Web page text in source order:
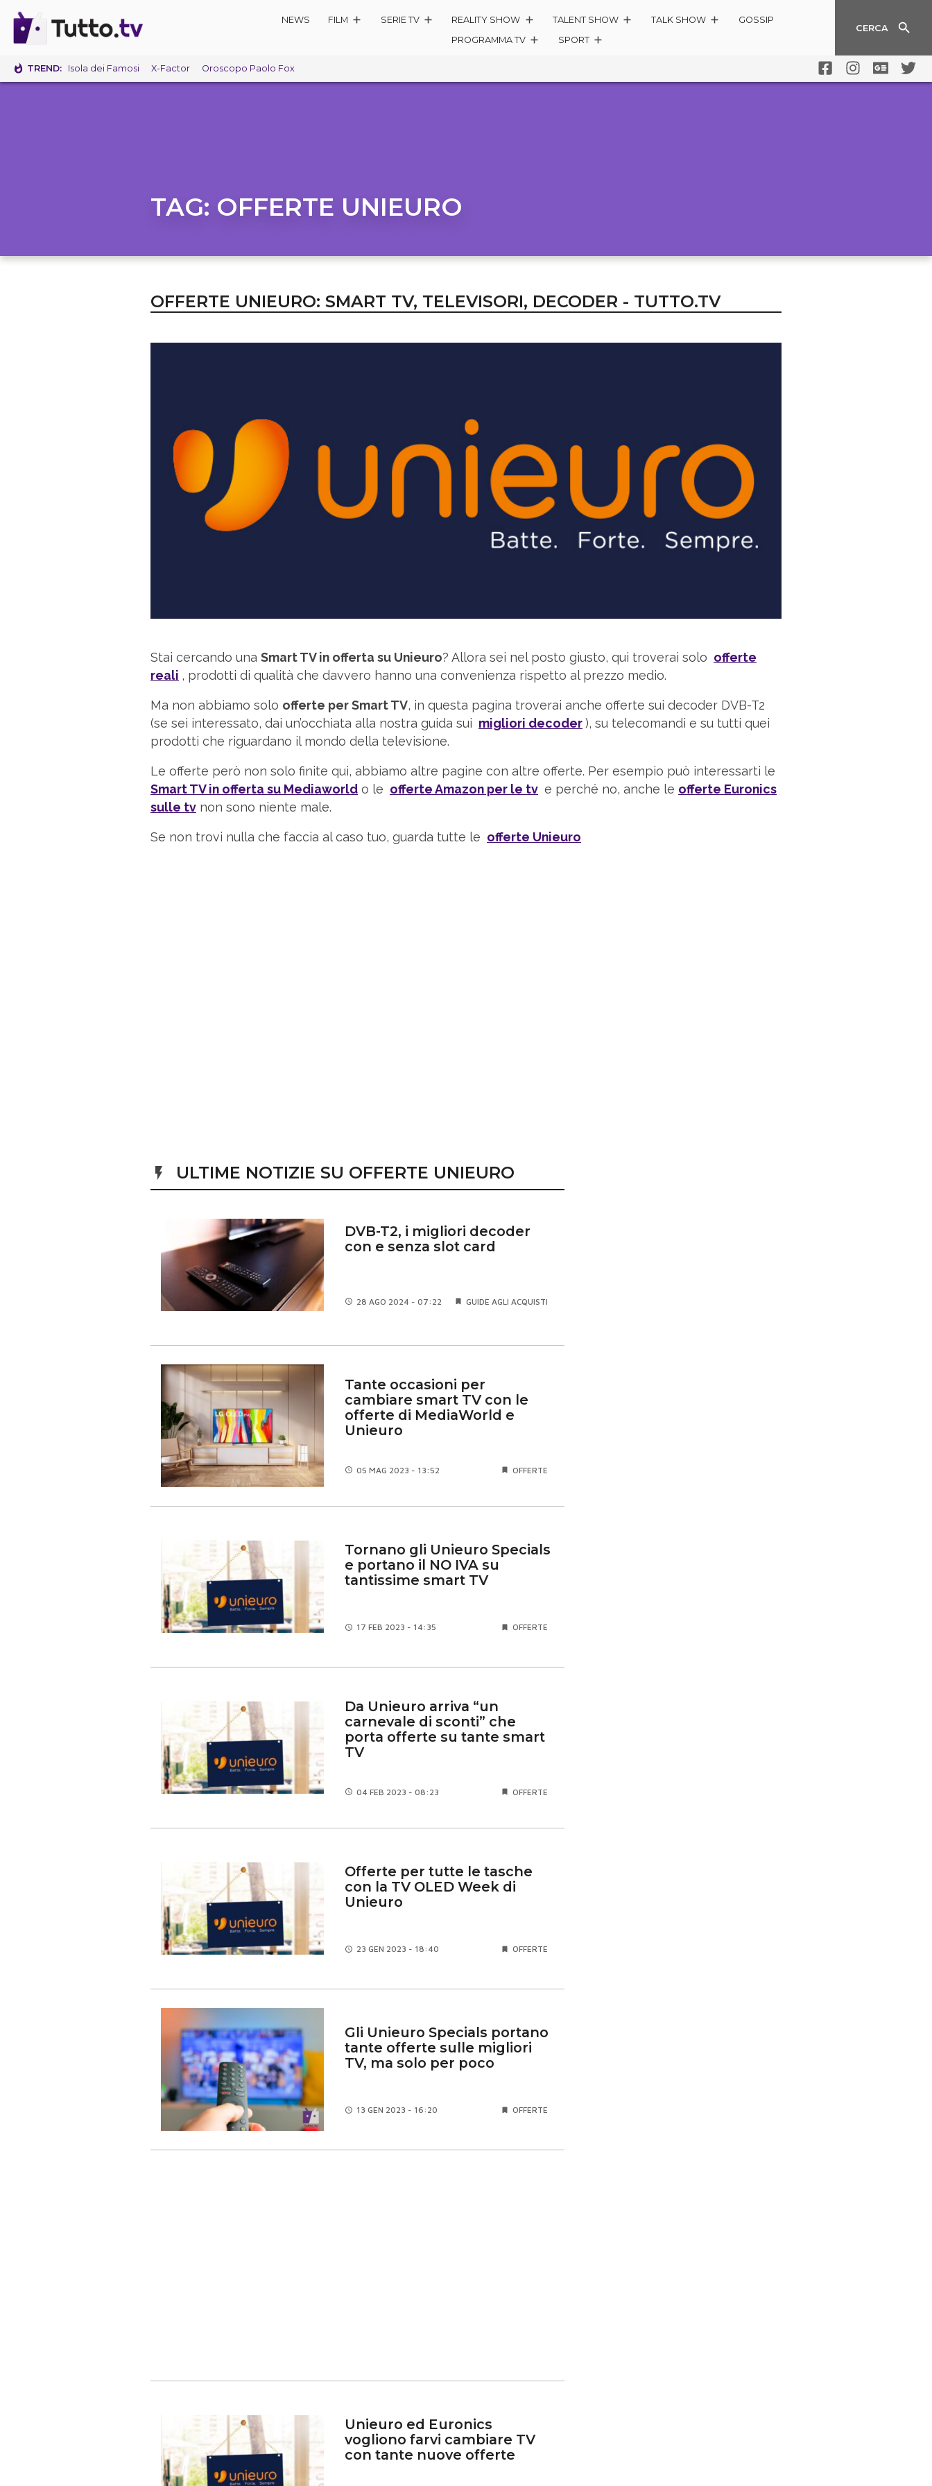
NEWS FILM SERIE TV REALITY SHOW TALENT SHOW TALK SHOW
GOSSIP
PROGRAMMA TV
SPORT
CERCA
TREND: Isola dei Famosi X-Factor Oroscopo Paolo Fox
TAG: OFFERTE UNIEURO
OFFERTE UNIEURO: SMART TV, TELEVISORI, DECODER - TUTTO.TV
Stai cercando una Smart TV in offerta su Unieuro? Allora sei nel posto giusto, qui troverai solo offerte
reali , prodotti di qualità che davvero hanno una convenienza rispetto al prezzo medio.
Ma non abbiamo solo offerte per Smart TV, in questa pagina troverai anche offerte sui decoder DVB-T2
(se sei interessato, dai un’occhiata alla nostra guida sui migliori decoder), su telecomandi e su tutti quei
prodotti che riguardano il mondo della televisione.
Le offerte però non solo finite qui, abbiamo altre pagine con altre offerte. Per esempio può interessarti le
Smart TV in offerta su Mediaworld o le offerte Amazon per le tv e perché no, anche le offerte Euronics
sulle tv non sono niente male.
Se non trovi nulla che faccia al caso tuo, guarda tutte le offerte Unieuro
ULTIME NOTIZIE SU OFFERTE UNIEURO
DVB-T2, i migliori decoder
con e senza slot card
28 AGO 2024 - 07:22 GUIDE AGLI ACQUISTI
Tante occasioni per
cambiare smart TV con le
offerte di MediaWorld e
Unieuro
05 MAG 2023 - 13:52 OFFERTE
Tornano gli Unieuro Specials
e portano il NO IVA su
tantissime smart TV
17 FEB 2023 - 14:35 OFFERTE
Da Unieuro arriva “un
carnevale di sconti” che
porta offerte su tante smart
TV
04 FEB 2023 - 08:23 OFFERTE
Offerte per tutte le tasche
con la TV OLED Week di
Unieuro
23 GEN 2023 - 18:40 OFFERTE
Gli Unieuro Specials portano
tante offerte sulle migliori
TV, ma solo per poco
13 GEN 2023 - 16:20 OFFERTE
Unieuro ed Euronics
vogliono farvi cambiare TV
con tante nuove offerte